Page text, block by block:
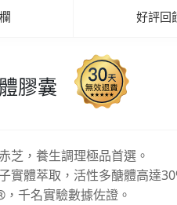
好評回
膠囊
芝，養生調理極品首選。
實體萃取，活性多醣體高達
千名實驗數據佐證。